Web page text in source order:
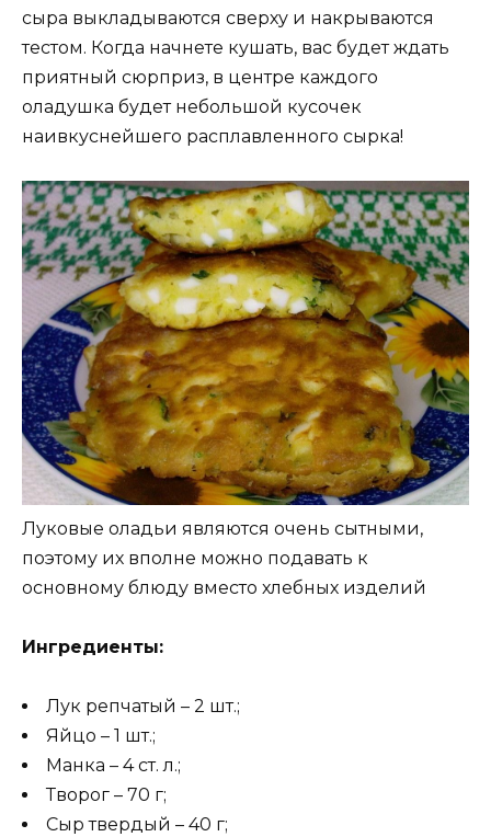
сыра выкладываются сверху и накрываются
тестом. Когда начнете кушать, вас будет ждать
приятный сюрприз, в центре каждого
оладушка будет небольшой кусочек
наивкуснейшего расплавленного сырка!
Луковые оладьи являются очень сытными,
поэтому их вполне можно подавать к
основному блюду вместо хлебных изделий
Ингредиенты:
Лук репчатый – 2 шт.;
Яйцо – 1 шт.;
Манка – 4 ст. л.;
Творог – 70 г;
Сыр твердый – 40 г;